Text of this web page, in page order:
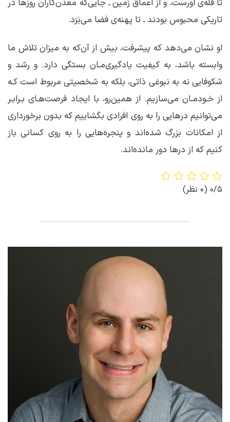
تا قله‌ی اورست، و از اعماق زمین ـ جایی‌که معدن‌کاران روزها در
تاریکی محبوس بودند ـ تا پهنه‌ی فضا می‌بَرَد.
او نشان می‌دهد که پیشرفت، بیش از آن‌که به میزان تلاش ما
وابسته باشد، به کیفیت یادگیری‌مـان بستگی دارد. و رشد و
شکوفایی نه به نبوغی ذاتی، بلکه به شخصیتی مربوط است کـه
از خـودمـان می‌سازیم. از همین‌رو، با ایجاد فرصت‌هـای بـرابـر
می‌توانیم درهایی را به روی افرادی بگشاییم که بدون برخورداری
از امکانات بزرگ شده‌اند و پنجره‌هایی را به روی کسانی باز
کنیم که از درها دور مانده‌اند.
0/5 (0 نظر)